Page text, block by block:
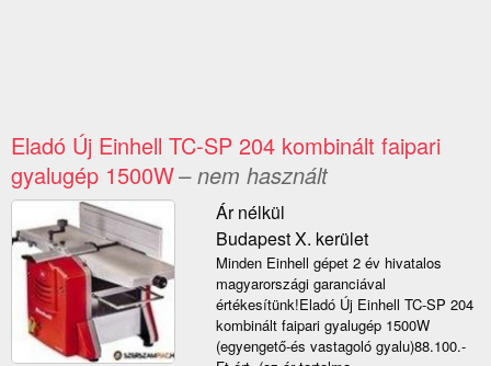
Eladó Új Einhell TC-SP 204 kombinált faipari
gyalugép 1500W– nem használt
Ár nélkül
Budapest X. kerület
Minden Einhell gépet 2 év hivatalos
magyarországi garanciával
értékesítünk!Eladó Új Einhell TC-SP 204
kombinált faipari gyalugép 1500W
(egyengető-és vastagoló gyalu)88.100.-